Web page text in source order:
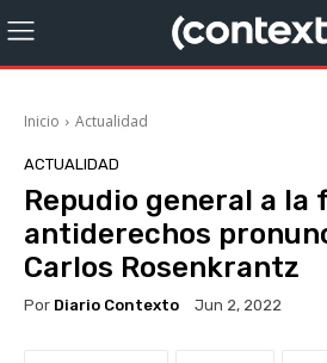
Inicio Actualidad
ACTUALIDAD
Repudio general a la
antiderechos
Carlos Rosenkrantz
Por Diario Contexto Jun 2, 2022